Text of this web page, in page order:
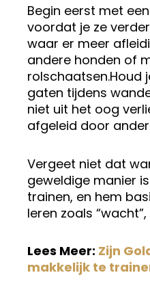
Begin eerst met
voordat je ze
waar er meer
andere honden of
rolschaatsen.Houd
gaten tijdens
niet uit het oog
afgeleid door
Vergeet niet dat
geweldige manier
trainen, en hem
leren zoals “wacht”,
Lees Meer: Zijn
makkelijk te